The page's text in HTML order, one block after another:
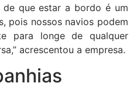
de que estar a bordo é um
pois nossos navios podem
para longe de qualquer
acrescentou a empresa.